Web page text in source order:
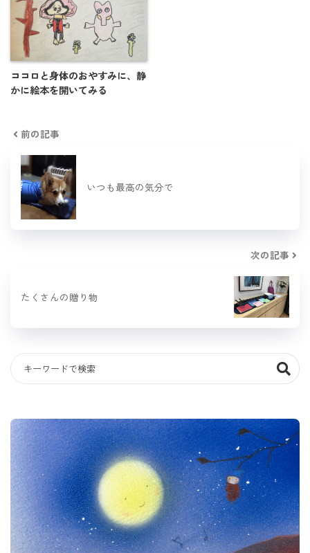
ココロと身体のおやすみに、静
かに絵本を開いてみる
前の記事
いつも最高の気分で
次の記事
たくさんの贈り物